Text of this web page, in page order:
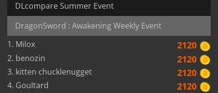
DLcompare Summer Event
DragonSword : Awakening Weekly Event
1. Milox
2120
2. benozin 2120
3. kitten chucklenugget 2120
4. Goultard 2120